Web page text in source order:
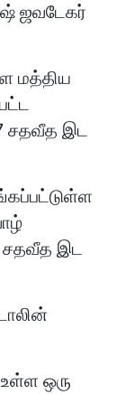
ஜவடேகர்
மத்திய
சதவீத இட
சதவீத இட
ஒரு